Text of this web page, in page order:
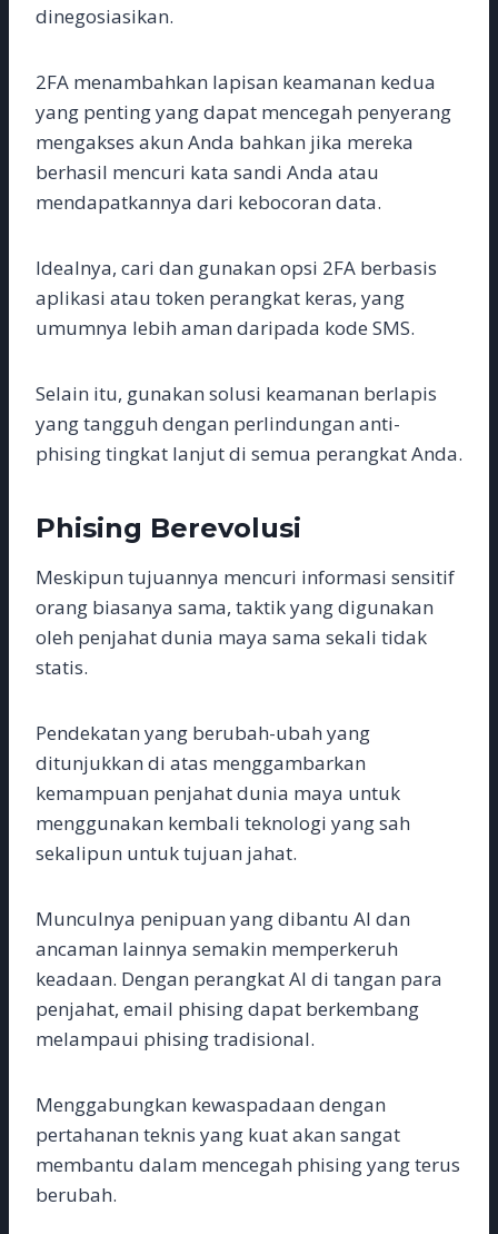
dinegosiasikan.
2FA menambahkan lapisan keamanan kedua
yang penting yang dapat mencegah penyerang
mengakses akun Anda bahkan jika mereka
berhasil mencuri kata sandi Anda atau
mendapatkannya dari kebocoran data.
Idealnya, cari dan gunakan opsi 2FA berbasis
aplikasi atau token perangkat keras, yang
umumnya lebih aman daripada kode SMS.
Selain itu, gunakan solusi keamanan berlapis
yang tangguh dengan perlindungan anti-
phising tingkat lanjut di semua perangkat Anda.
Phising Berevolusi
Meskipun tujuannya mencuri informasi sensitif
orang biasanya sama, taktik yang digunakan
oleh penjahat dunia maya sama sekali tidak
statis.
Pendekatan yang berubah-ubah yang
ditunjukkan di atas menggambarkan
kemampuan penjahat dunia maya untuk
menggunakan kembali teknologi yang sah
sekalipun untuk tujuan jahat.
Munculnya penipuan yang dibantu AI dan
ancaman lainnya semakin memperkeruh
keadaan. Dengan perangkat AI di tangan para
penjahat, email phising dapat berkembang
melampaui phising tradisional.
Menggabungkan kewaspadaan dengan
pertahanan teknis yang kuat akan sangat
membantu dalam mencegah phising yang terus
berubah.